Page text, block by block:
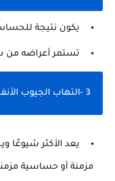
يكون نتيجة
تستمر أعراضه من
3 -التهاب الجيوب الأنفية المزمن
يعد الأكثر شيوعًا
مزمنة أو حساسية